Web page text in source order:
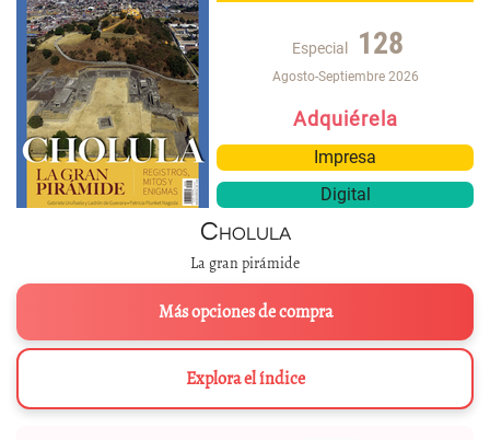
Especial 128
Agosto-Septiembre 2026
Adquiérela
Impresa
Digital
Cholula
La gran pirámide
Más opciones de compra
Explora el índice